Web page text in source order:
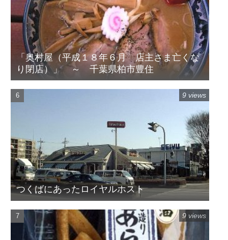
「奥村屋（平成１８年６月 店主さま亡くな
り閉店）」 ～ 千葉県柏市豊住
つくばにあったロイヤルホスト
9 views
9 views